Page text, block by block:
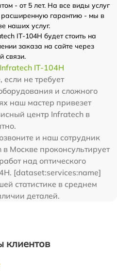
- от 5 лет. На все виды услуг
расширенную гарантию - мы в
наших услуг.
IT-104H будет стоить на
заказа на сайте через
связи.
IT-104H
не требует
и сложного
наш мастер привезет
центр Infratech в
и наш сотрудник
Москве проконсультирует
над оптического
[dataset:services:name]
статистике в среднем
деталей.
клиентов